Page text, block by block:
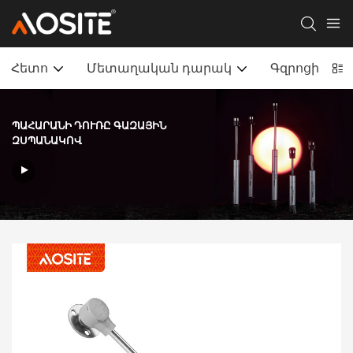
Հետո Մետաղական դարակ Գզրոցի տակ
ՊԱՀԱՐԱՆԻ ԴՈՒՌԸ ԳԱԶԱՅԻՆ
ԶՍՊԱՆԱԿՈՎ